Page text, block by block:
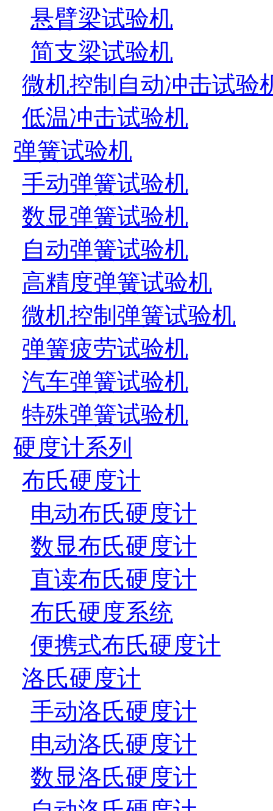
悬臂梁试验机
简支梁试验机
微机控制自动冲击试验
低温冲击试验机
弹簧试验机
手动弹簧试验机
数显弹簧试验机
自动弹簧试验机
高精度弹簧试验机
微机控制弹簧试验机
弹簧疲劳试验机
汽车弹簧试验机
特殊弹簧试验机
硬度计系列
布氏硬度计
电动布氏硬度计
数显布氏硬度计
直读布氏硬度计
布氏硬度系统
便携式布氏硬度计
洛氏硬度计
手动洛氏硬度计
电动洛氏硬度计
数显洛氏硬度计